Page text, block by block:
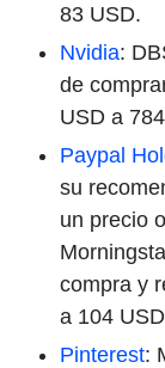
83 USD.
Nvidia:
de
USD a
Paypal
su
un precio
compra y
a 104
Pinterest: